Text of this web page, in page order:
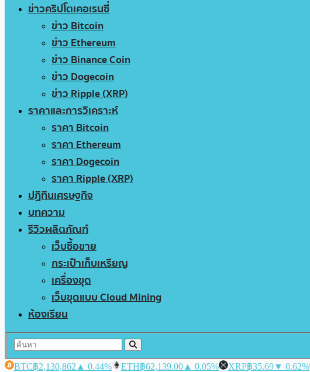
ข่าวคริปโตเคอเรนซี่
ข่าว Bitcoin
ข่าว Ethereum
ข่าว Binance Coin
ข่าว Dogecoin
ข่าว Ripple (XRP)
ราคาและการวิเคราะห์
ราคา Bitcoin
ราคา Ethereum
ราคา Dogecoin
ราคา Ripple (XRP)
ปฏิทินเศรษฐกิจ
บทความ
รีวิวผลิตภัณฑ์
เว็บซื้อขาย
กระเป๋าเก็บเหรียญ
เครื่องขุด
เว็บขุดแบบ Cloud Mining
ห้องเรียน
BTC฿2,130,862 ▲ 0.44% ETH฿62,139.00 ▲ 0.05% XRP฿35.69▼ 0.62%